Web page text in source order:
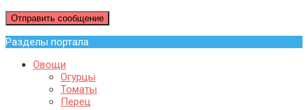
Разделы портала
Овощи
Огурцы
Томаты
Перец